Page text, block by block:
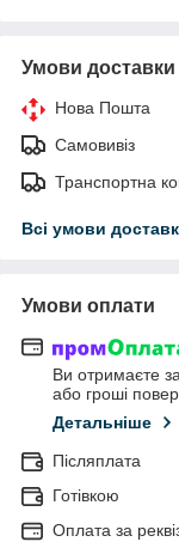
Умови доставки
Нова Пошта
Самовивіз
Транспортна
Всі умови
Умови оплати
Ви отримаєте
або гроші
Детальніше
Післяплата
Готівкою
Оплата за